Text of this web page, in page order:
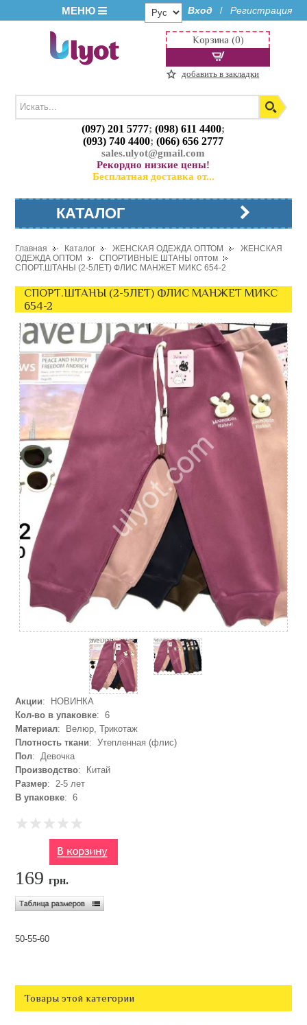
МЕНЮ Вход / Регистрация
(097) 201 5777;(098) 611 4400;
(093) 740 4400;(066) 656 2777
sales.ulyot@gmail.com
Рекордно низкие цены!
Бесплатная доставка от...
Корзина (0)
добавить в закладки
КАТАЛОГ
Главная Каталог ЖЕНСКАЯ ОДЕЖДА ОПТОМ
ЖЕНСКАЯ
ОДЕЖДА ОПТОМ
СПОРТИВНЫЕ ШТАНЫ оптом
СПОРТ.ШТАНЫ (2-5ЛЕТ) ФЛИС МАНЖЕТ МИКС 654-2
СПОРТ.ШТАНЫ (2-5ЛЕТ) ФЛИС МАНЖЕТ МИКС
654-2
Акции: НОВИНКА
Кол-во в упаковке: 6
Материал: Велюр, Трикотаж
Плотность ткани: Утепленная (флис)
Пол: Девочка
Производство: Китай
Размер: 2-5 лет
В упаковке: 6
169грн.
50-55-60
Товары этой категории